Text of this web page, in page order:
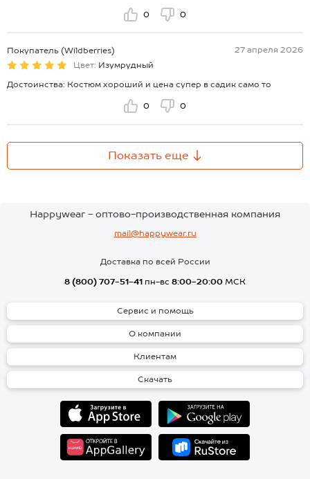
0 0
Покупатель (Wildberries)
27 апреля 2026
Цвет: Изумрудный
Достоинства: Костюм хороший и цена супер в садик само то
0 0
Показать еще
Happywear - оптово-производственная компания
mail@happywear.ru
Доставка по всей России
8 (800) 707-51-41 пн-вс 8:00-20:00 МСК
Сервис и помощь
О компании
Клиентам
Скачать